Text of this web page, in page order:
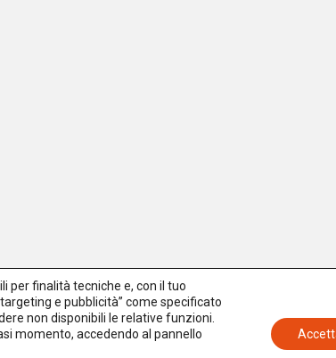
per finalità tecniche e, con il tuo
e pubblicità” come specificato
non disponibili le relative funzioni.
momento, accedendo al pannello